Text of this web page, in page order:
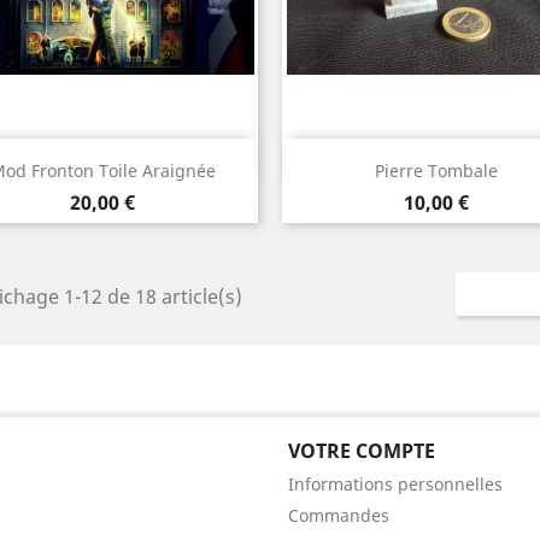
Fronton Toile Araignée
Prix
20,00 €
Aperçu rapide Pierre Tombale
Prix
10,00 €
Aperçu rapide
1-12 de 18 article(s)
VOTRE COMPTE
Informations personnelles
Commandes